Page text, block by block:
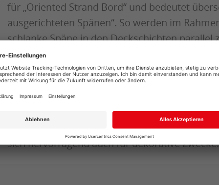
für „Oriented Strand Bord“ und bedeutet
ausgerichteten Spänen“. So werden im
schlanke Späne in den Deckschichten parallel
Mittelschicht kreuzweise ausgerichtet, sodass
Querrichtung unterschiedliche Eigenschaften
OSB-Platten sind besonders belastbar und
Kategorie der konstruktiven Holzwerkstoffe.
Oberfläche bieten sie zudem attraktive
sich hervorragend auch für dekorative Zwecke.